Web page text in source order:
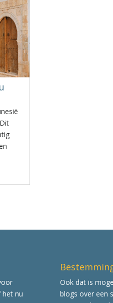
het nu
Ook dat is
blogs over een